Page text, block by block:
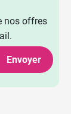
4,99 €
nos offres
Envoyer